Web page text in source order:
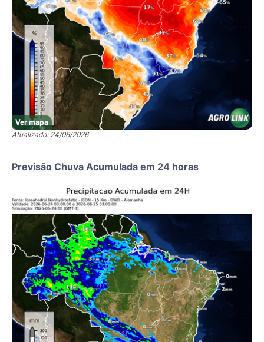
Ver mapa
Atualizado: 24/06/2026
Previsão Chuva Acumulada em 24 horas